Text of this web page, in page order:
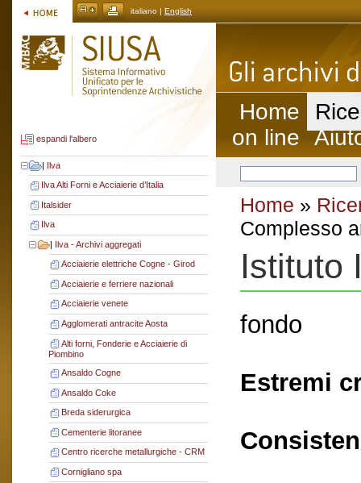
italiano | English
espandi l'albero
| Ilva
Ilva Alti Forni e Acciaierie d’Italia
Italsider
Ilva
| Ilva - Archivi aggregati
Acciaierie elettriche Cogne - Girod
Acciaierie e ferriere nazionali
Acciaierie venete
Agglomerati antracite Aosta
Alti forni, Fonderie e Acciaierie di
Piombino
Ansaldo Cogne
Ansaldo Coke
Breda siderurgica
Cementerie litoranee
Centro ricerche metallurgiche - CRM
Cornigliano spa
Home
on line
Home »
Complesso
Istituto
fondo
Estremi